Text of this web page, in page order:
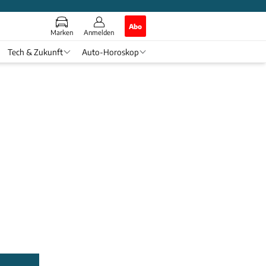
Marken Anmelden
Abo
Tech & Zukunft Auto-Horoskop